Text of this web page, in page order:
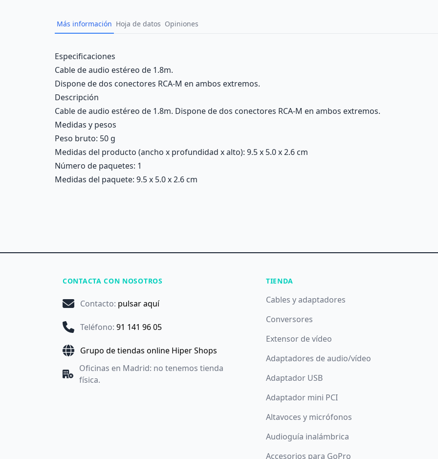
Más información Hoja de datos Opiniones
Description
Especificaciones
Cable de audio estéreo de 1.8m.
Dispone de dos conectores RCA-M en ambos extremos.
Descripción
Cable de audio estéreo de 1.8m. Dispone de dos conectores RCA-M en ambos extremos.
Medidas y pesos
Peso bruto: 50 g
Medidas del producto (ancho x profundidad x alto): 9.5 x 5.0 x 2.6 cm
Número de paquetes: 1
Medidas del paquete: 9.5 x 5.0 x 2.6 cm
CONTACTA CON NOSOTROS
Contacto: pulsar aquí
Teléfono: 91 141 96 05
Grupo de tiendas online Hiper Shops
Oficinas en Madrid: no tenemos tienda
física.
TIENDA
Cables y adaptadores
Conversores
Extensor de vídeo
Adaptadores de audio/vídeo
Adaptador USB
Adaptador mini PCI
Altavoces y micrófonos
Audioguía inalámbrica
Accesorios para GoPro